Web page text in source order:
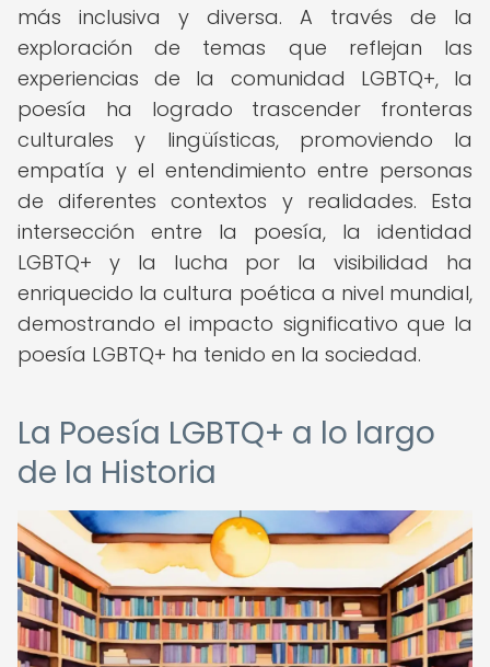
más inclusiva y diversa. A través de la
exploración de temas que reflejan las
experiencias de la comunidad LGBTQ+, la
poesía ha logrado trascender fronteras
culturales y lingüísticas, promoviendo la
empatía y el entendimiento entre personas
de diferentes contextos y realidades. Esta
intersección entre la poesía, la identidad
LGBTQ+ y la lucha por la visibilidad ha
enriquecido la cultura poética a nivel mundial,
demostrando el impacto significativo que la
poesía LGBTQ+ ha tenido en la sociedad.
La Poesía LGBTQ+ a lo largo
de la Historia